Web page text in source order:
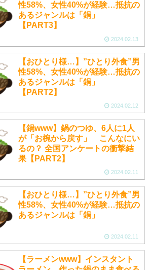
性58%、女性40%が経験…抵抗の
あるジャンルは「鍋」
【PART3】
2024.02.13
【おひとり様…】”ひとり外食”男
性58%、女性40%が経験…抵抗の
あるジャンルは「鍋」
【PART2】
2024.02.12
【鍋www】鍋のつゆ、6人に1人
が「お椀から戻す」 こんなにい
るの？ 全国アンケートの衝撃結
果【PART2】
2024.02.11
【おひとり様…】”ひとり外食”男
性58%、女性40%が経験…抵抗の
あるジャンルは「鍋」
2024.02.11
【ラーメンwww】インスタント